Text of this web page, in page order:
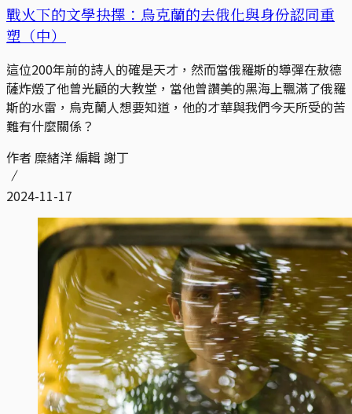
戰火下的文學抉擇：烏克蘭的去俄化與身份認同重
塑（中）
這位200年前的詩人的確是天才，然而當俄羅斯的導彈在敖德
薩炸燬了他曾光顧的大教堂，當他曾讚美的黑海上飄滿了俄羅
斯的水雷，烏克蘭人想要知道，他的才華與我們今天所受的苦
難有什麼關係？
作者 糜緒洋 編輯 謝丁
2024-11-17